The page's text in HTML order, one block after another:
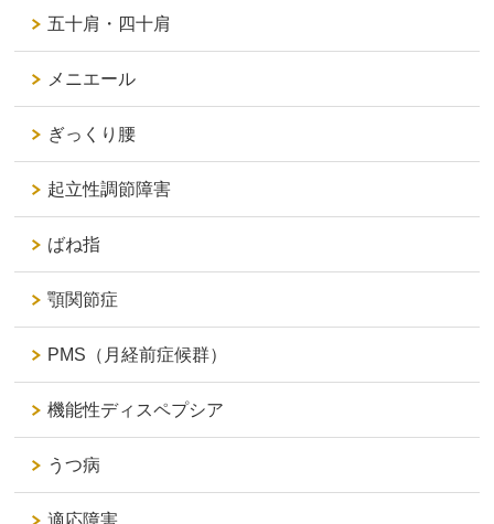
五十肩・四十肩
メニエール
ぎっくり腰
起立性調節障害
ばね指
顎関節症
PMS（月経前症候群）
機能性ディスペプシア
うつ病